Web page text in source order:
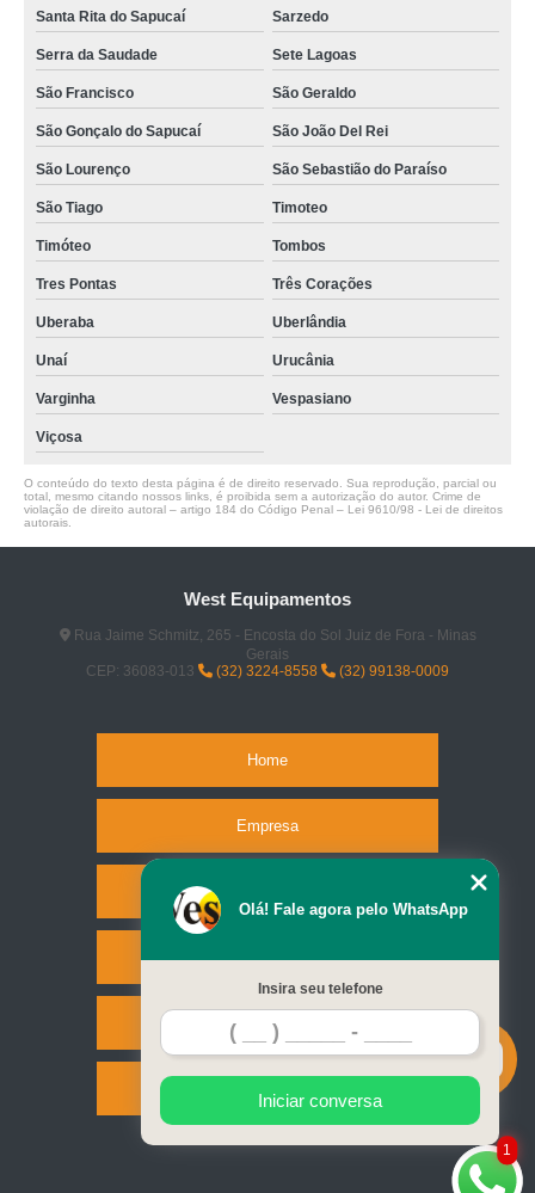
Santa Rita do Sapucaí Sarzedo
Serra da Saudade Sete Lagoas
São Francisco São Geraldo
São Gonçalo do Sapucaí São João Del Rei
São Lourenço São Sebastião do Paraíso
São Tiago Timoteo
Timóteo Tombos
Tres Pontas Três Corações
Uberaba Uberlândia
Unaí Urucânia
Varginha Vespasiano
Viçosa
O conteúdo do texto desta página é de direito reservado. Sua reprodução, parcial ou
total, mesmo citando nossos links, é proibida sem a autorização do autor. Crime de
violação de direito autoral – artigo 184 do Código Penal – Lei 9610/98 - Lei de direitos
autorais
West Equipamentos
Rua Jaime Schmitz, 265 - Encosta do Sol Juiz de Fora - Minas
Gerais
CEP: 36083-013
(32) 3224-8558 (32) 99138-0009
Home
Empresa
Serviços
Contato
1
Olá! Fale agora pelo WhatsApp
Insira seu telefone
Iniciar conversa